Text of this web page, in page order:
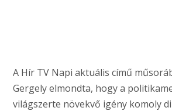
A Hír TV Napi aktuális című
Gergely elmondta, hogy a
világszerte növekvő igény komoly